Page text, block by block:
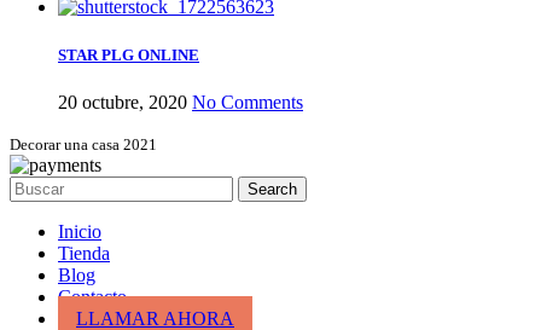
STAR PLG ONLINE
20 octubre, 2020 No Comments
Decorar una casa 2021
Search
Inicio
Tienda
Blog
Contacto
LLAMAR AHORA